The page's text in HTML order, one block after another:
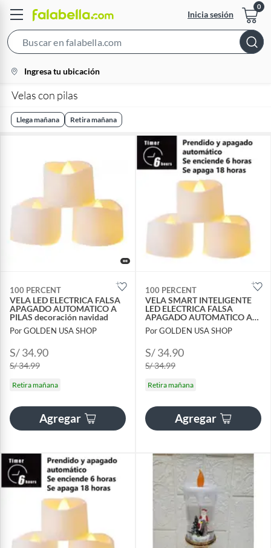
Inicia sesión
Bar
location-
icon
Ingresa tu ubicación
Velas con pilas
Llega mañana Retira mañana
100 PERCENT
VELA LED ELECTRICA FALSA
APAGADO AUTOMATICO A
PILAS decoración navidad
Por GOLDEN USA SHOP
S/ 34.90
S/ 34.99
Retira mañana
Agregar
100 PERCENT
VELA SMART INTELIGENTE
LED ELECTRICA FALSA
APAGADO AUTOMATICO A
PILAS
Por GOLDEN USA SHOP
S/ 34.90
S/ 34.99
Retira mañana
Agregar